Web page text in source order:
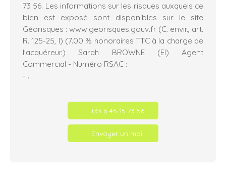
73 56. Les informations sur les risques auxquels ce
bien est exposé sont disponibles sur le site
Géorisques : www.georisques.gouv.fr (C. envir., art.
R. 125-25, I) (7.00 % honoraires TTC à la charge de
l'acquéreur.) Sarah BROWNE (EI) Agent
Commercial - Numéro RSAC :
- .
+33 6 45 15 73 56
Envoyer un mail